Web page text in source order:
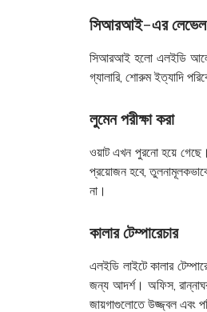
সিআরআই-এর লেভেল
সিআরআই হলো এলইডি আলোর
গ্যালারি, শোরুম ইত্যাদি
লুমেন পরীক্ষা করা
ওয়াট এখন পুরনো হয়ে
প্রয়োজন হবে,
না।
কালার টেম্পারেচার
এলইডি লাইটে কালার
জন্য আদর্শ। অফিস,
জায়গাগুলোতে উজ্জ্বল এবং